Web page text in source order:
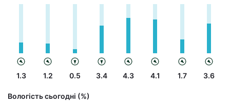
1.3 1.2 0.5 3.4 4.3 4.1 1.7 3.6
Вологість сьогодні (%)